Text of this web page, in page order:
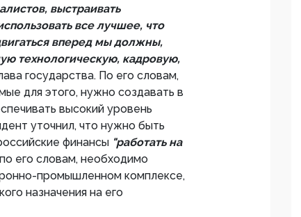
выстраивать
все лучшее, что
вперед мы должны,
технологическую, кадровую,
государства. По его словам,
для этого, нужно создавать в
высокий уровень
уточнил, что нужно быть
финансы "работать на
его словам, необходимо
промышленном комплексе,
назначения на его